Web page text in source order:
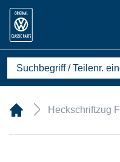
Heckschriftzug